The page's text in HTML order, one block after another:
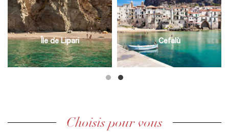
Île de Lipari Cefalù
Choisis pour vous